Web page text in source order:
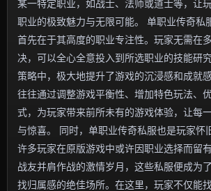
某一特定职业，如战士、法师或道士等，让
职业的极致魅力与无限可能。 单职业传奇私
首先在于其高度的职业专注性。玩家无需在
决，可以全心全意投入到所选职业的技能研
策略中，极大地提升了游戏的沉浸感和成就
往往通过调整游戏平衡性、增加特色玩法、
式，为玩家带来前所未有的游戏体验，让每
与惊喜。 同时，单职业传奇私服也是玩家怀
许多玩家在原版游戏中或许因职业选择而留
战友并肩作战的激情岁月，这些私服便成为
找归属感的绝佳场所。在这里，玩家不仅能